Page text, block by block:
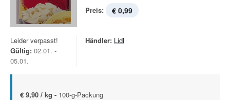
Preis: € 0,99
Leider verpasst!
Gültig: 02.01. -
05.01.
Händler: Lidl
€ 9,90 / kg - 100-g-Packung